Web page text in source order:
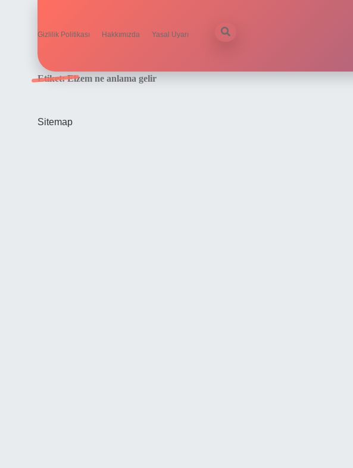
Gizlilik Politikası Hakkımızda Yasal Uyarı
Etiket:Elzem ne anlama gelir
Sitemap